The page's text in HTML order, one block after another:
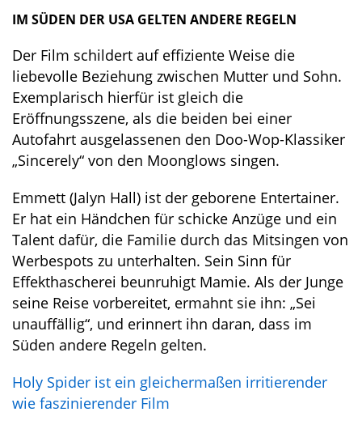
IM SÜDEN DER USA GELTEN ANDERE REGELN
Der Film schildert auf effiziente Weise die
liebevolle Beziehung zwischen Mutter und Sohn.
Exemplarisch hierfür ist gleich die
Eröffnungsszene, als die beiden bei einer
Autofahrt ausgelassenen den Doo-Wop-Klassiker
„Sincerely“ von den Moonglows singen.
Emmett (Jalyn Hall) ist der geborene Entertainer.
Er hat ein Händchen für schicke Anzüge und ein
Talent dafür, die Familie durch das Mitsingen von
Werbespots zu unterhalten. Sein Sinn für
Effekthascherei beunruhigt Mamie. Als der Junge
seine Reise vorbereitet, ermahnt sie ihn: „Sei
unauffällig“, und erinnert ihn daran, dass im
Süden andere Regeln gelten.
Holy Spider ist ein gleichermaßen irritierender
wie faszinierender Film